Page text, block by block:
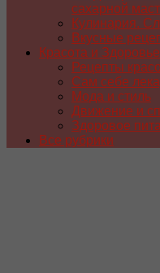
сахарной
Кулинария.
Вкусные
Красота и Здоровье
Рецепты
Сам себе
Мода и стиль
Движение и
Здоровое
Все рубрики